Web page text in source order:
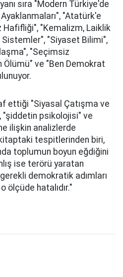
sıra "Modern Türkiye'de
"Atatürk'e
Hafifliği", "Kemalizm, Laiklik
"Siyaset Bilimi",
"Seçimsiz
Ölümü" ve "Ben Demokrat
ettiği "Siyasal Çatışma ve
"şiddetin psikolojisi" ve
ilişkin analizlerde
kitaptaki tespitlerinden biri,
toplumun boyun eğdiğini
ise terörü yaratan
demokratik adımları
ölçüde hatalıdır."